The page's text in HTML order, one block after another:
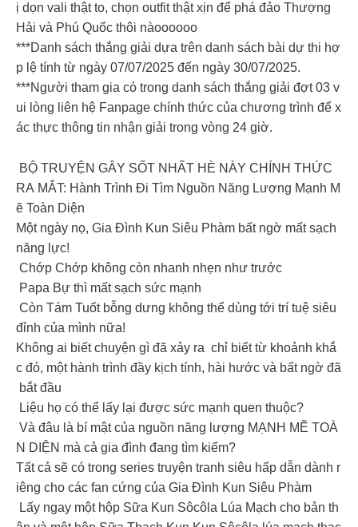
ị dọn vali thật to, chọn outfit thật xịn để phá đảo Thượng
Hải và Phú Quốc thôi nàoooooo
***Danh sách thắng giải dựa trên danh sách bài dự thi hợ
p lệ tính từ ngày 07/07/2025 đến ngày 30/07/2025.
***Người tham gia có trong danh sách thắng giải đợt 03 v
ui lòng liên hệ Fanpage chính thức của chương trình để x
ác thực thông tin nhận giải trong vòng 24 giờ.
BỘ TRUYỆN GÂY SỐT NHẤT HÈ NÀY CHÍNH THỨC
RA MẮT: Hành Trình Đi Tìm Nguồn Năng Lượng Mạnh M
ẽ Toàn Diện ️
Một ngày nọ, Gia Đình Kun Siêu Phàm bất ngờ mất sạch
năng lực!
Chớp Chớp không còn nhanh nhẹn như trước
Papa Bự thì mất sạch sức mạnh
Còn Tám Tuốt bỗng dưng không thể dùng tới trí tuệ siêu
đỉnh của mình nữa!
Không ai biết chuyện gì đã xảy ra chỉ biết từ khoảnh khắ
c đó, một hành trình đầy kịch tính, hài hước và bất ngờ đã
bắt đầu
Liệu họ có thể lấy lại được sức mạnh quen thuộc?
Và đâu là bí mật của nguồn năng lượng MẠNH MẼ TOÀ
N DIỆN mà cả gia đình đang tìm kiếm?
Tất cả sẽ có trong series truyện tranh siêu hấp dẫn dành r
iêng cho các fan cứng của Gia Đình Kun Siêu Phàm
Lấy ngay một hộp Sữa Kun Sôcôla Lúa Mạch cho bản th